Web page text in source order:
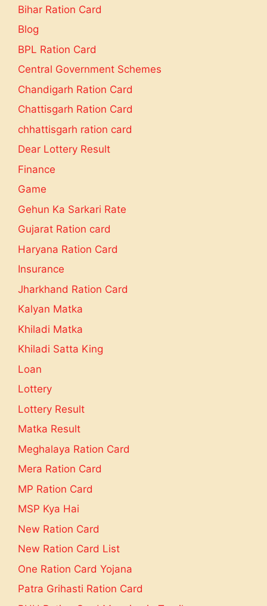
Bihar Ration Card
Blog
BPL Ration Card
Central Government Schemes
Chandigarh Ration Card
Chattisgarh Ration Card
chhattisgarh ration card
Dear Lottery Result
Finance
Game
Gehun Ka Sarkari Rate
Gujarat Ration card
Haryana Ration Card
Insurance
Jharkhand Ration Card
Kalyan Matka
Khiladi Matka
Khiladi Satta King
Loan
Lottery
Lottery Result
Matka Result
Meghalaya Ration Card
Mera Ration Card
MP Ration Card
MSP Kya Hai
New Ration Card
New Ration Card List
One Ration Card Yojana
Patra Grihasti Ration Card